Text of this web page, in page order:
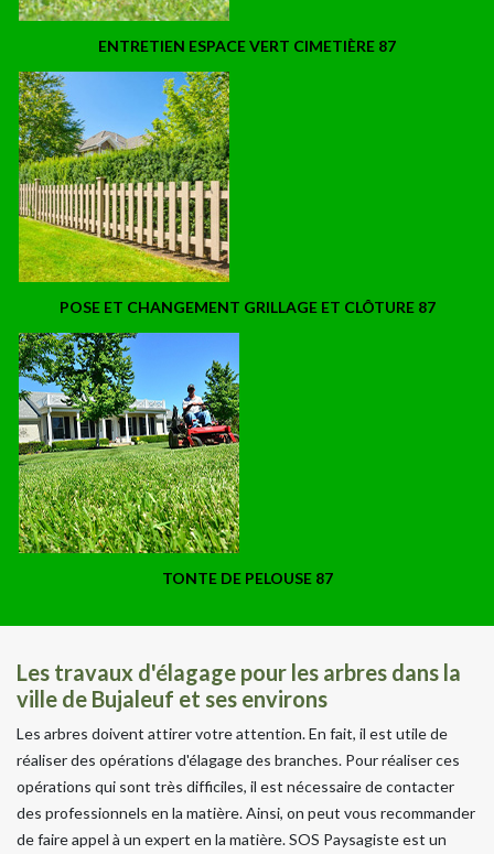
ENTRETIEN ESPACE VERT CIMETIÈRE 87
POSE ET CHANGEMENT GRILLAGE ET CLÔTURE 87
TONTE DE PELOUSE 87
Les travaux d'élagage pour les arbres dans la
ville de Bujaleuf et ses environs
Les arbres doivent attirer votre attention. En fait, il est utile de
réaliser des opérations d'élagage des branches. Pour réaliser ces
opérations qui sont très difficiles, il est nécessaire de contacter
des professionnels en la matière. Ainsi, on peut vous recommander
de faire appel à un expert en la matière. SOS Paysagiste est un